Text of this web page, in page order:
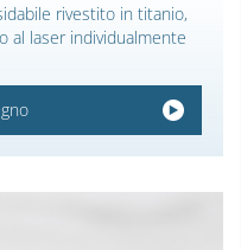
rivestito in titanio,
al laser individualmente